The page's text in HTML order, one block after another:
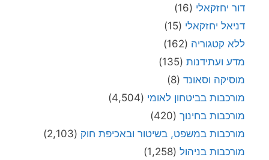
דור יחזקאלי (16)
דניאל יחזקאלי (15)
ללא קטגוריה (162)
מדע ועתידנות (135)
מוסיקה וסאונד (8)
מורכבות בביטחון לאומי (4,504)
מורכבות בחינוך (420)
מורכבות במשפט, בשיטור ובאכיפת חוק (2,103)
מורכבות בניהול (1,258)